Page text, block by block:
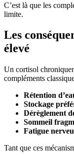
C’est là que les
limite.
Les
élevé
Un cortisol
compléments
Rétention
Stockage
Dérèglement
Sommeil
Fatigue
Tant que ces